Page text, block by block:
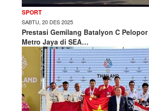
SPORT
SABTU, 20 DES 2025
Prestasi Gemilang Batalyon C
Metro Jaya di SEA…